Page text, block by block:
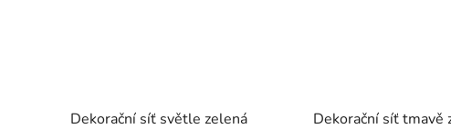
Dekorační síť světle zelená Dekorační síť tmavě